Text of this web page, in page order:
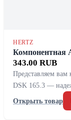
HERTZ
Компонентная
343.00 RUB
Представляем вам
DSK 165.3 —
Открыть товар